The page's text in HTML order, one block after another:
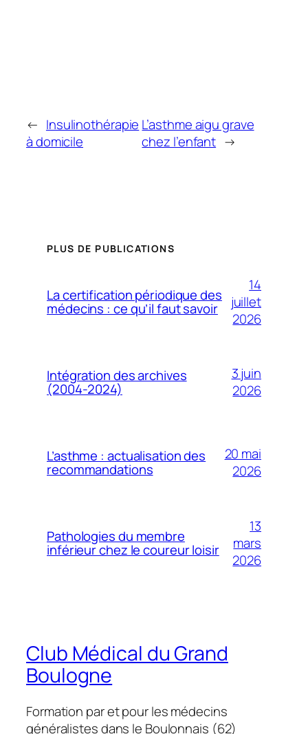
← Insulinothérapie
à domicile
L’asthme aigu grave
chez l’enfant →
PLUS DE PUBLICATIONS
La certification périodique des
médecins : ce qu’il faut savoir
14
juillet
2026
Intégration des archives
(2004-2024)
3 juin
2026
L’asthme : actualisation des
recommandations
20 mai
2026
Pathologies du membre
inférieur chez le coureur loisir
13
mars
2026
Club Médical du Grand
Boulogne
Formation par et pour les médecins
généralistes dans le Boulonnais (62)